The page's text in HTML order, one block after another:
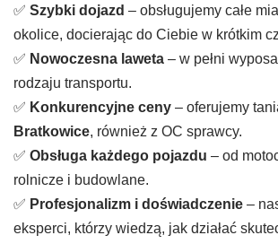
✅ Szybki dojazd – obsługujemy całe
okolice, docierając do Ciebie w krótkim
✅ Nowoczesna laweta – w pełni
rodzaju transportu.
✅ Konkurencyjne ceny – oferujemy
Bratkowice, również z OC sprawcy.
✅ Obsługa każdego pojazdu – od
rolnicze i budowlane.
✅ Profesjonalizm i doświadczenie –
eksperci, którzy wiedzą, jak działać